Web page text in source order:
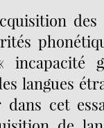
langues
dans cet